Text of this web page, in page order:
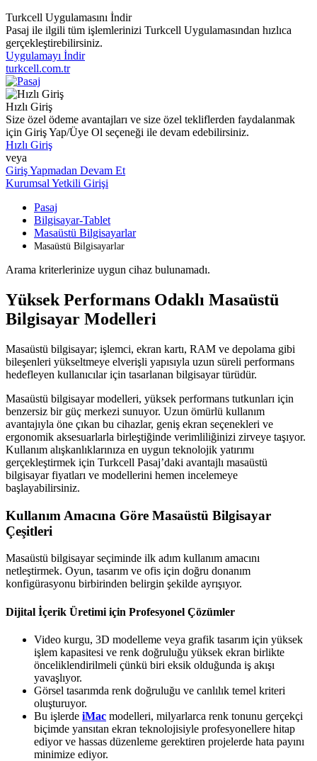
Turkcell Uygulamasını İndir
Pasaj ile ilgili tüm işlemlerinizi Turkcell Uygulamasından hızlıca
gerçekleştirebilirsiniz.
Uygulamayı İndir
turkcell.com.tr
Hızlı Giriş
Size özel ödeme avantajları ve size özel tekliflerden faydalanmak
için Giriş Yap/Üye Ol seçeneği ile devam edebilirsiniz.
Hızlı Giriş
veya
Giriş Yapmadan Devam Et
Kurumsal Yetkili Girişi
Pasaj
Bilgisayar-Tablet
Masaüstü Bilgisayarlar
Masaüstü Bilgisayarlar
Arama kriterlerinize uygun cihaz bulunamadı.
Yüksek Performans Odaklı Masaüstü
Bilgisayar Modelleri
Masaüstü bilgisayar; işlemci, ekran kartı, RAM ve depolama gibi
bileşenleri yükseltmeye elverişli yapısıyla uzun süreli performans
hedefleyen kullanıcılar için tasarlanan bilgisayar türüdür.
Masaüstü bilgisayar modelleri, yüksek performans tutkunları için
benzersiz bir güç merkezi sunuyor. Uzun ömürlü kullanım
avantajıyla öne çıkan bu cihazlar, geniş ekran seçenekleri ve
ergonomik aksesuarlarla birleştiğinde verimliliğinizi zirveye taşıyor.
Kullanım alışkanlıklarınıza en uygun teknolojik yatırımı
gerçekleştirmek için Turkcell Pasaj’daki avantajlı masaüstü
bilgisayar fiyatları ve modellerini hemen incelemeye
başlayabilirsiniz.
Kullanım Amacına Göre Masaüstü Bilgisayar
Çeşitleri
Masaüstü bilgisayar seçiminde ilk adım kullanım amacını
netleştirmek. Oyun, tasarım ve ofis için doğru donanım
konfigürasyonu birbirinden belirgin şekilde ayrışıyor.
Dijital İçerik Üretimi için Profesyonel Çözümler
Video kurgu, 3D modelleme veya grafik tasarım için yüksek
işlem kapasitesi ve renk doğruluğu yüksek ekran birlikte
önceliklendirilmeli çünkü biri eksik olduğunda iş akışı
yavaşlıyor.
Görsel tasarımda renk doğruluğu ve canlılık temel kriteri
oluşturuyor.
Bu işlerde iMac modelleri, milyarlarca renk tonunu gerçekçi
biçimde yansıtan ekran teknolojisiyle profesyonellere hitap
ediyor ve hassas düzenleme gerektiren projelerde hata payını
minimize ediyor.